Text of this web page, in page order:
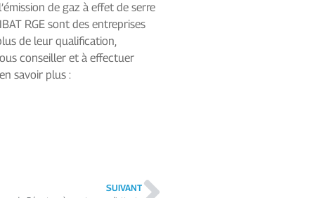
de gaz à effet de serre
RGE sont des entreprises
de leur qualification,
conseiller et à effectuer
savoir plus :
SUIVANT